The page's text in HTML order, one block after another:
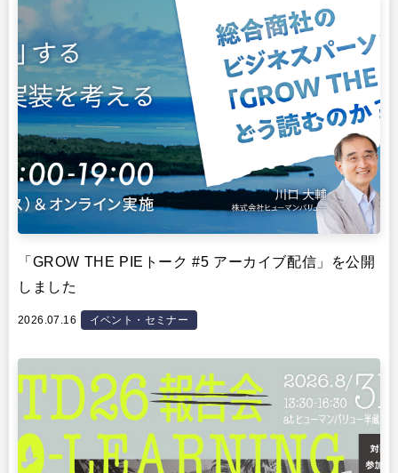
「GROW THE PIEトーク #5 アーカイブ配信」を公開
しました
2026.07.16 イベント・セミナー